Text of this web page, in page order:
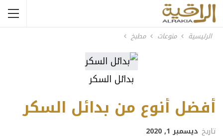
الرئيسية منوعات مطبخ
بدائل السكر
أفضل أنوع من بدائل السكر
تاريخ ديسمبر 1, 2020